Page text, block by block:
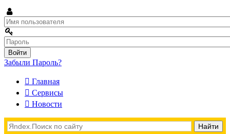
Забыли Пароль?
Главная
Сервисы
Новости